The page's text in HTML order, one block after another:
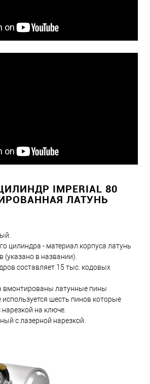
IMPERIAL 80
ЛАТУНЬ
цилиндра - материал корпуса латунь
(указано в названии).
составляет 15 тыс. кодовых
вмонтированы латунные пины
шесть пинов которые
на ключе.
с лазерной нарезкой.